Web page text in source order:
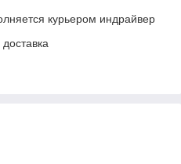
курьером индрайвер